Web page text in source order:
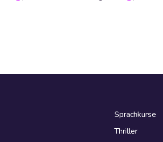
Sprachkurse
Thriller